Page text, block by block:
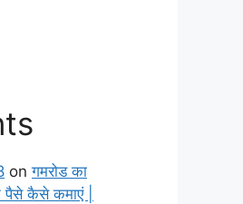
onगमरोड का
कैसे कमाएं |